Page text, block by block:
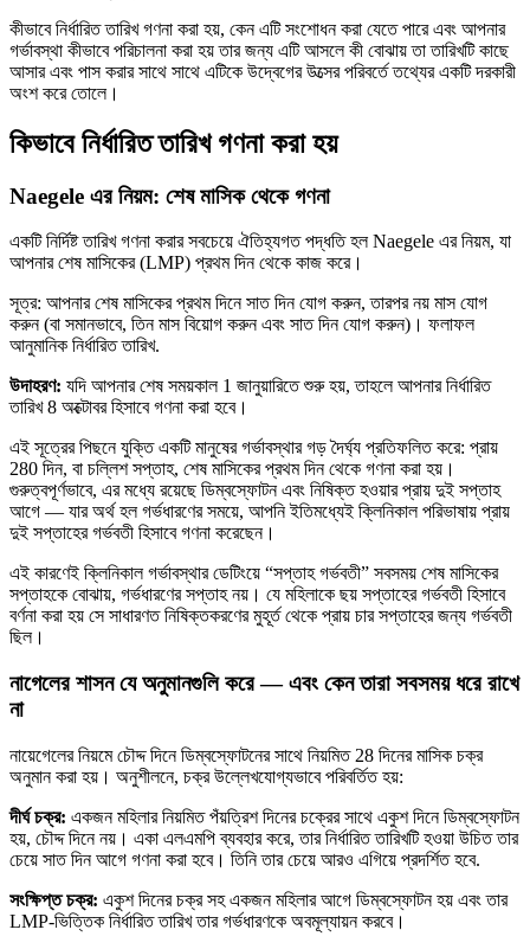
কীভাবে নির্ধারিত তারিখ গণনা করা হয়, কেন এটি সংশোধন করা যেতে পারে এবং আপনার
গর্ভাবস্থা কীভাবে পরিচালনা করা হয় তার জন্য এটি আসলে কী বোঝায় তা তারিখটি কাছে
আসার এবং পাস করার সাথে সাথে এটিকে উদ্বেগের উত্সের পরিবর্তে তথ্যের একটি দরকারী
অংশ করে তোলে।
কিভাবে নির্ধারিত তারিখ গণনা করা হয়
Naegele এর নিয়ম: শেষ মাসিক থেকে গণনা
একটি নির্দিষ্ট তারিখ গণনা করার সবচেয়ে ঐতিহ্যগত পদ্ধতি হল Naegele এর নিয়ম, যা
আপনার শেষ মাসিকের (LMP) প্রথম দিন থেকে কাজ করে।
সূত্র: আপনার শেষ মাসিকের প্রথম দিনে সাত দিন যোগ করুন, তারপর নয় মাস যোগ
করুন (বা সমানভাবে, তিন মাস বিয়োগ করুন এবং সাত দিন যোগ করুন)। ফলাফল
আনুমানিক নির্ধারিত তারিখ.
উদাহরণ: যদি আপনার শেষ সময়কাল 1 জানুয়ারিতে শুরু হয়, তাহলে আপনার নির্ধারিত
তারিখ 8 অক্টোবর হিসাবে গণনা করা হবে।
এই সূত্রের পিছনে যুক্তি একটি মানুষের গর্ভাবস্থার গড় দৈর্ঘ্য প্রতিফলিত করে: প্রায়
280 দিন, বা চল্লিশ সপ্তাহ, শেষ মাসিকের প্রথম দিন থেকে গণনা করা হয়।
গুরুত্বপূর্ণভাবে, এর মধ্যে রয়েছে ডিম্বস্ফোটন এবং নিষিক্ত হওয়ার প্রায় দুই সপ্তাহ
আগে — যার অর্থ হল গর্ভধারণের সময়ে, আপনি ইতিমধ্যেই ক্লিনিকাল পরিভাষায় প্রায়
দুই সপ্তাহের গর্ভবতী হিসাবে গণনা করেছেন।
এই কারণেই ক্লিনিকাল গর্ভাবস্থার ডেটিংয়ে “সপ্তাহ গর্ভবতী” সবসময় শেষ মাসিকের
সপ্তাহকে বোঝায়, গর্ভধারণের সপ্তাহ নয়। যে মহিলাকে ছয় সপ্তাহের গর্ভবতী হিসাবে
বর্ণনা করা হয় সে সাধারণত নিষিক্তকরণের মুহূর্ত থেকে প্রায় চার সপ্তাহের জন্য গর্ভবতী
ছিল।
নাগেলের শাসন যে অনুমানগুলি করে — এবং কেন তারা সবসময় ধরে রাখে
না
নায়েগেলের নিয়মে চৌদ্দ দিনে ডিম্বস্ফোটনের সাথে নিয়মিত 28 দিনের মাসিক চক্র
অনুমান করা হয়। অনুশীলনে, চক্র উল্লেখযোগ্যভাবে পরিবর্তিত হয়:
দীর্ঘ চক্র: একজন মহিলার নিয়মিত পঁয়ত্রিশ দিনের চক্রের সাথে একুশ দিনে ডিম্বস্ফোটন
হয়, চৌদ্দ দিনে নয়। একা এলএমপি ব্যবহার করে, তার নির্ধারিত তারিখটি হওয়া উচিত তার
চেয়ে সাত দিন আগে গণনা করা হবে। তিনি তার চেয়ে আরও এগিয়ে প্রদর্শিত হবে.
সংক্ষিপ্ত চক্র: একুশ দিনের চক্র সহ একজন মহিলার আগে ডিম্বস্ফোটন হয় এবং তার
LMP-ভিত্তিক নির্ধারিত তারিখ তার গর্ভধারণকে অবমূল্যায়ন করবে।